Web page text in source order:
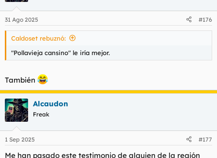
a
d
o
r
d
m
a
e
n
i
i
31 Ago 2025 #176
Caldoset rebuznó:
"Pollavieja cansino" le iría mejor.
También
Alcaudon
Freak
1 Sep 2025 #177
Me han pasado este testimonio de alguien de la región